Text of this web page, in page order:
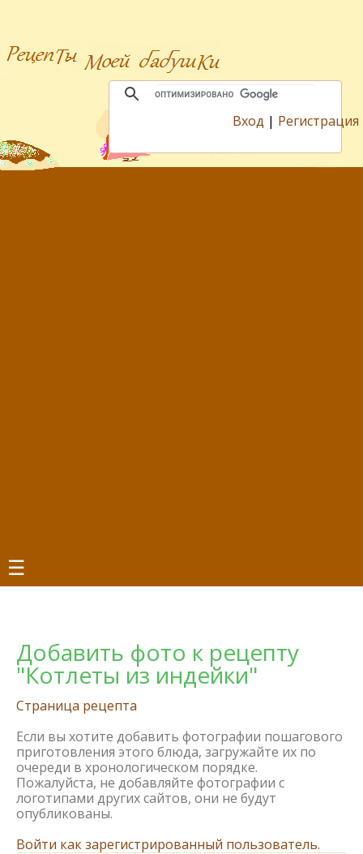
Вход | Регистрация
☰
Добавить фото к рецепту
"Котлеты из индейки"
Страница рецепта
Если вы хотите добавить фотографии пошагового
приготовления этого блюда, загружайте их по
очереди в хронологическом порядке.
Пожалуйста, не добавляйте фотографии с
логотипами других сайтов, они не будут
опубликованы.
Войти как зарегистрированный пользователь.